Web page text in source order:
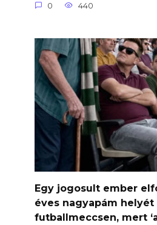
0 440
Egy jogosult ember
éves nagyapám helyét
futballmeccsen, mert